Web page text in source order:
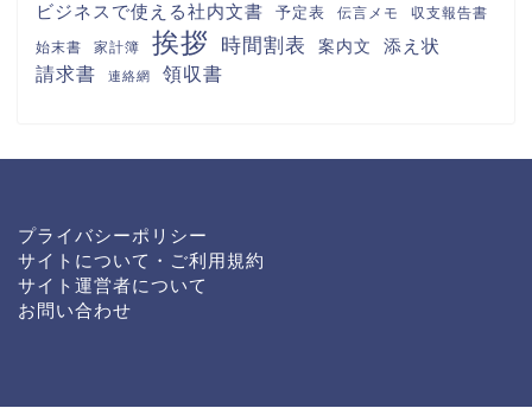
ビジネスで使える社内文書 予定表 伝言メモ 収支報告書
始末書 家計簿 挨拶 時間割表 案内文 添え状
請求書 連絡網 領収書
プライバシーポリシー
サイトについて・ご利用規約
サイト運営者について
お問い合わせ